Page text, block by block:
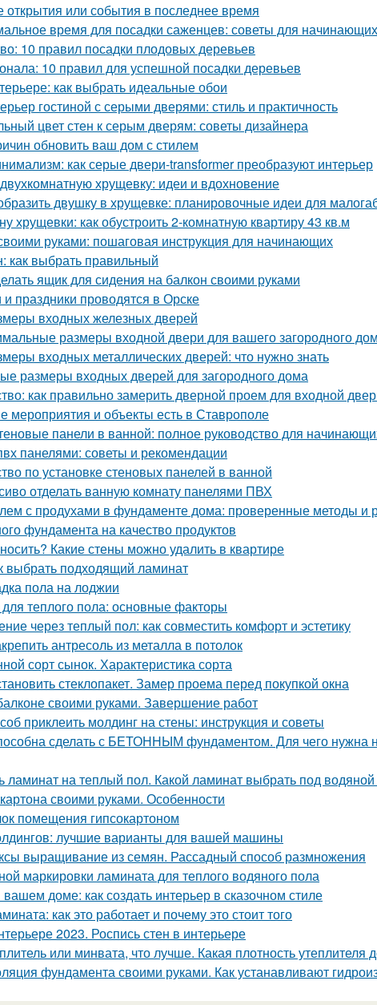
или события в последнее время
время для посадки саженцев: советы для
10 правил посадки плодовых деревьев
10 правил для успешной посадки деревьев
как выбрать идеальные обои
гостиной с серыми дверями: стиль и практичность
цвет стен к серым дверям: советы дизайнера
обновить ваш дом с стилем
как серые двери-transformer преобразуют интерьер
хрущевку: идеи и вдохновение
двушку в хрущевке: планировочные идеи для
хрущевки: как обустроить 2-комнатную квартиру 43 кв.м
руками: пошаговая инструкция для начинающих
как выбрать правильный
ящик для сидения на балкон своими руками
праздники проводятся в Орске
входных железных дверей
размеры входной двери для вашего загородного
входных металлических дверей: что нужно знать
размеры входных дверей для загородного дома
как правильно замерить дверной проем для входной
мероприятия и объекты есть в Ставрополе
панели в ванной: полное руководство для
панелями: советы и рекомендации
по установке стеновых панелей в ванной
отделать ванную комнату панелями ПВХ
с продухами в фундаменте дома: проверенные методы и
фундамента на качество продуктов
Какие стены можно удалить в квартире
выбрать подходящий ламинат
пола на лоджии
теплого пола: основные факторы
через теплый пол: как совместить комфорт и эстетику
антресоль из металла в потолок
сорт сынок. Характеристика сорта
стеклопакет. Замер проема перед покупкой окна
своими руками. Завершение работ
приклеить молдинг на стены: инструкция и советы
сделать с БЕТОННЫМ фундаментом. Для чего нужна
ламинат на теплый пол. Какой ламинат выбрать под
своими руками. Особенности
помещения гипсокартоном
лучшие варианты для вашей машины
выращивание из семян. Рассадный способ размножения
маркировки ламината для теплого водяного пола
доме: как создать интерьер в сказочном стиле
как это работает и почему это стоит того
2023. Роспись стен в интерьере
или минвата, что лучше. Какая плотность утеплителя
фундамента своими руками. Как устанавливают